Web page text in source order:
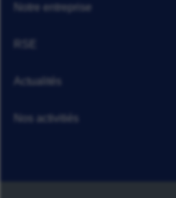
Notre entreprise
Actualités
Nos activitiés